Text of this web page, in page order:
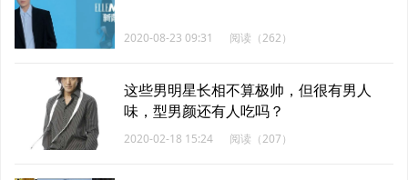
2020-08-23 09:31 阅读（262）
这些男明星长相不算极帅，但很有男人
味，型男颜还有人吃吗？
2020-02-18 15:24 阅读（207）